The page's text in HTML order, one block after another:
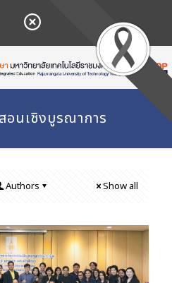
อนเชิงบูรณาการ
Authors Show all